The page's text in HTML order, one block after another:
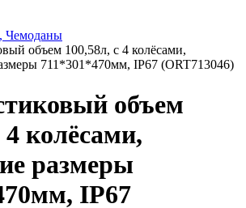
Чемоданы
объем 100,58л, с 4 колёсами,
711*301*470мм, IP67 (ORT713046)
объем
4 колёсами,
размеры
IP67